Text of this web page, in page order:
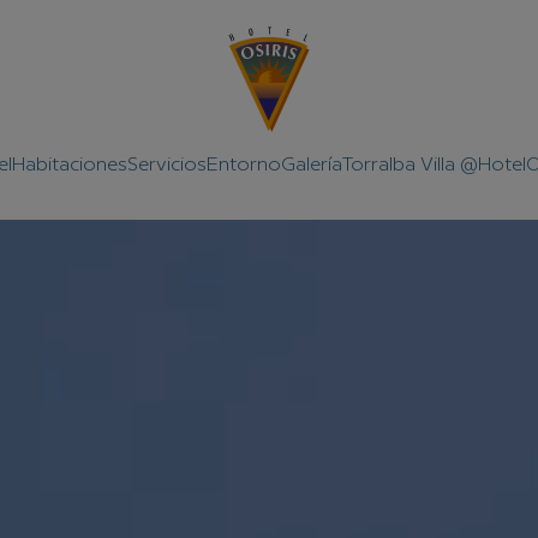
HabitacionesServicios EntornoGaleríaTorralba Villa